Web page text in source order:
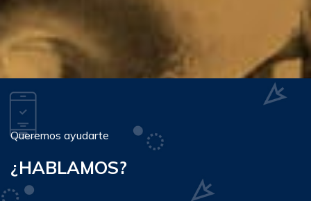
Queremos ayudarte
¿HABLAMOS?